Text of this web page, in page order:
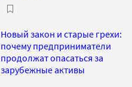
Новый закон и старые грехи:
почему предприниматели
продолжат опасаться за
зарубежные активы